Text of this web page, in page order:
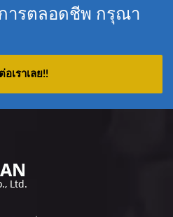
ารตลอดชีพ กรุณา
อเราเลย!!